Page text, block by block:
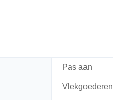
Pas aan
Vlekgoederen